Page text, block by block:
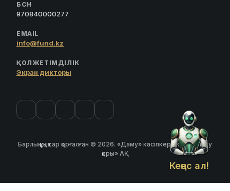
Кеңес ал!
БСН
970840000277
EMAIL
info@fund.kz
ҚОЛЖЕТІМДІЛІК
Экран дикторы
Барлық құқықтар қорғалған © 2026. «Даму» кәсіпкерлікті дамыту
қоры» АҚ